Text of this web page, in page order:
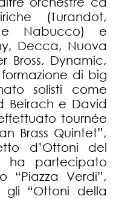
(Turandot,
e Nabucco) e
Decca, Nuova
Bross, Dynamic,
di big
solisti come
Beirach e David
tournée
Brass Quintet”,
d’Ottoni del
ha partecipato
“Piazza Verdi”,
gli “Ottoni della